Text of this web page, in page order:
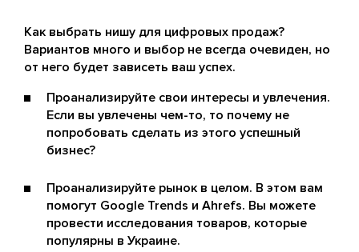
Как выбрать нишу для цифровых продаж?
Вариантов много и выбор не всегда очевиден, но
от него будет зависеть ваш успех.
Проанализируйте свои интересы и увлечения.
Если вы увлечены чем-то, то почему не
попробовать сделать из этого успешный
бизнес?
Проанализируйте рынок в целом. В этом вам
помогут Google Trends и Ahrefs. Вы можете
провести исследования товаров, которые
популярны в Украине.